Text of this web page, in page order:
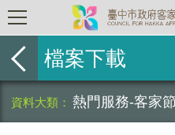
檔案下載
熱門服務-客家